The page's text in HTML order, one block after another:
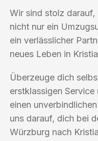
Wir sind stolz darauf,
nicht nur ein
ein verlässlicher
neues Leben in
Überzeuge dich
erstklassigen
einen
uns darauf, dich bei
Würzburg nach